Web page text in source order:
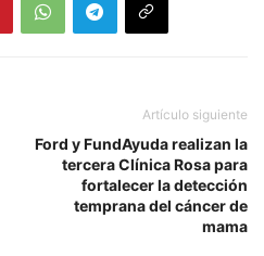
Artículo siguiente
Ford y FundAyuda realizan la
tercera Clínica Rosa para
fortalecer la detección
temprana del cáncer de
mama